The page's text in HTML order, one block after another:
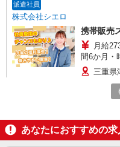
派遣社員
株式会社シエロ
携帯販売
月給
間6か月・
あり） ゜+゜・。○。・゜+゜・。○。・゜+゜ 入
社祝い金10万円支
インセンティ
+゜・。○
三重県
紹介予定派遣
株式会社シエロ
あなたにおすすめの求